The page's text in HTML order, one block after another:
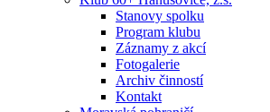
Stanovy spolku
Program klubu
Záznamy z akcí
Fotogalerie
Archiv činností
Kontakt